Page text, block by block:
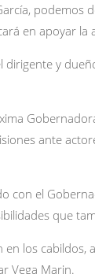
podemos
en apoyar
y
ante
el
que
los cabildos,
Vega Marin.